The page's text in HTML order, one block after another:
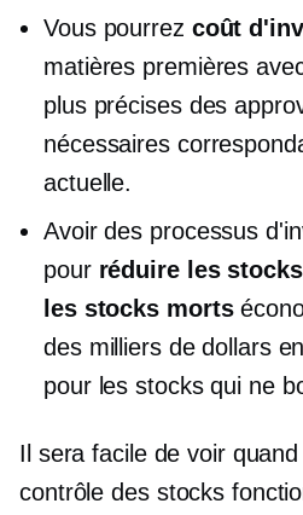
Vous pourrez coût
matières premières
plus précises des
nécessaires
actuelle.
Avoir des processus
pour réduire les
les stocks morts
des milliers de dollars
pour les stocks qui ne
Il sera facile de voir
contrôle des stocks